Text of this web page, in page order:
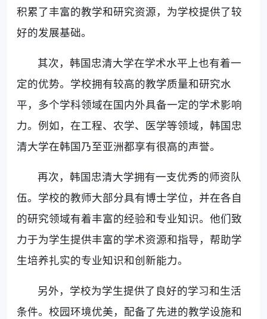
积累了丰富的教学和研究资源，为学校提供了较
好的发展基础。
其次，韩国忠清大学在学术水平上也有着一
定的优势。学校拥有较高的教学质量和研究水
平，多个学科领域在国内外具备一定的学术影响
力。例如，在工程、农学、医学等领域，韩国忠
清大学在韩国乃至亚洲都享有很高的声誉。
再次，韩国忠清大学拥有一支优秀的师资队
伍。学校的教师大部分具有博士学位，并在各自
的研究领域有着丰富的经验和专业知识。他们致
力于为学生提供丰富的学术资源和指导，帮助学
生培养扎实的专业知识和创新能力。
另外，学校为学生提供了良好的学习和生活
条件。校园环境优美，配备了先进的教学设施和